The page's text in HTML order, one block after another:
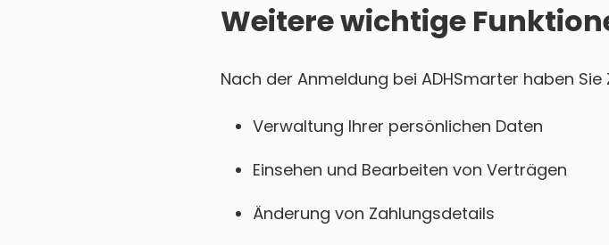
Weitere wichtige
Nach der Anmeldung bei ADHSmarter haben
Verwaltung Ihrer persönlichen Daten
Einsehen und Bearbeiten von Verträgen
Änderung von Zahlungsdetails